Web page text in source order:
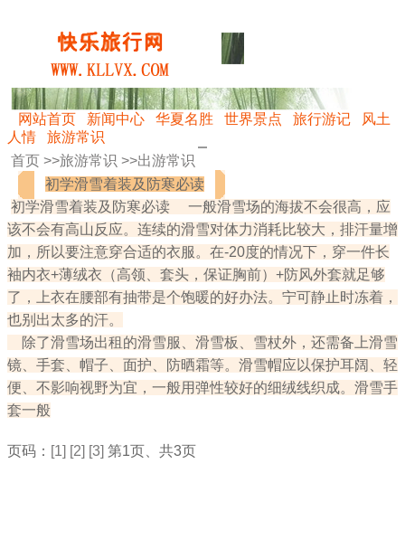
网站首页 新闻中心 华夏名胜 世界景点 旅行游记
风土
人情
旅游常识
首页 >>旅游常识 >>出游常识
初学滑雪着装及防寒必读
初学滑雪着装及防寒必读 一般滑雪场的海拔不会很高，应
该不会有高山反应。连续的滑雪对体力消耗比较大，排汗量增
加，所以要注意穿合适的衣服。在-20度的情况下，穿一件长
袖内衣+薄绒衣（高领、套头，保证胸前）+防风外套就足够
了，上衣在腰部有抽带是个饱暖的好办法。宁可静止时冻着，
也别出太多的汗。
除了滑雪场出租的滑雪服、滑雪板、雪杖外，还需备上滑雪
镜、手套、帽子、面护、防晒霜等。滑雪帽应以保护耳阔、轻
便、不影响视野为宜，一般用弹性较好的细绒线织成。滑雪手
套一般
页码： [1] [2] [3] 第1页、共3页